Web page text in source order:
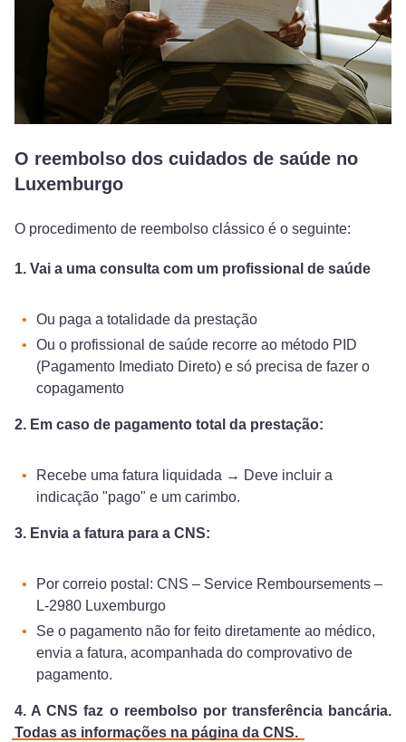
O reembolso dos cuidados de saúde no
Luxemburgo
O procedimento de reembolso clássico é o seguinte:
1. Vai a uma consulta com um profissional de saúde
Ou paga a totalidade da prestação
Ou o profissional de saúde recorre ao método PID
(Pagamento Imediato Direto) e só precisa de fazer o
copagamento
2. Em caso de pagamento total da prestação:
Recebe uma fatura liquidada → Deve incluir a
indicação "pago" e um carimbo.
3. Envia a fatura para a CNS:
Por correio postal: CNS – Service Remboursements –
L-2980 Luxemburgo
Se o pagamento não for feito diretamente ao médico,
envia a fatura, acompanhada do comprovativo de
pagamento.
4. A CNS faz o reembolso por transferência bancária.
Todas as informações na página da CNS.